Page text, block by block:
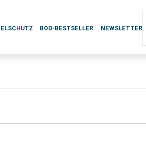
BOD-BESTSELLER NEWSLETTER